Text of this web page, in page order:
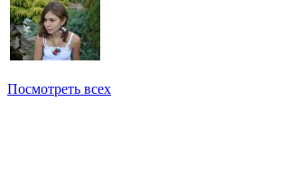
Посмотреть всех